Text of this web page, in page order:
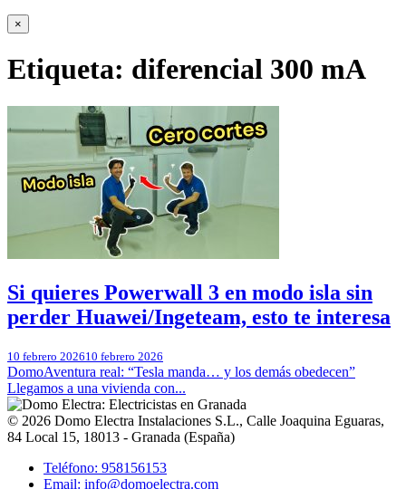
×
Etiqueta: diferencial 300 mA
Si quieres Powerwall 3 en modo isla sin
perder Huawei/Ingeteam, esto te interesa
10 febrero 202610 febrero 2026
DomoAventura real: “Tesla manda… y los demás obedecen”
Llegamos a una vivienda con...
© 2026 Domo Electra Instalaciones S.L., Calle Joaquina Eguaras,
84 Local 15, 18013 - Granada (España)
Teléfono: 958156153
Email: info@domoelectra.com